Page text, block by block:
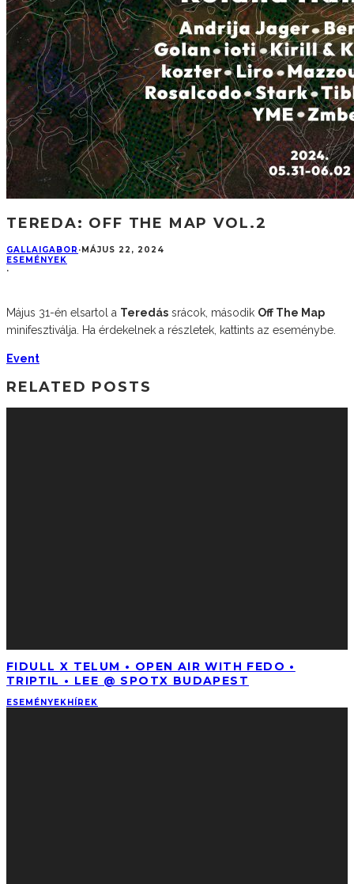
TEREDA: OFF THE MAP VOL.2
GALLAIGABOR · MÁJUS 22, 2024
ESEMÉNYEK
·
Május 31-én elsartol a Teredás srácok, második Off The Map
minifesztiválja. Ha érdekelnek a részletek, kattints az eseménybe.
Event
RELATED POSTS
FIDULL X TELUM • OPEN AIR WITH FEDO •
TRIPTIL • LEE @ SPOTX BUDAPEST
ESEMÉNYEKHÍREK